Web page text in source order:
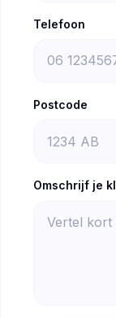
Telefoon
Postcode
Omschrijf je